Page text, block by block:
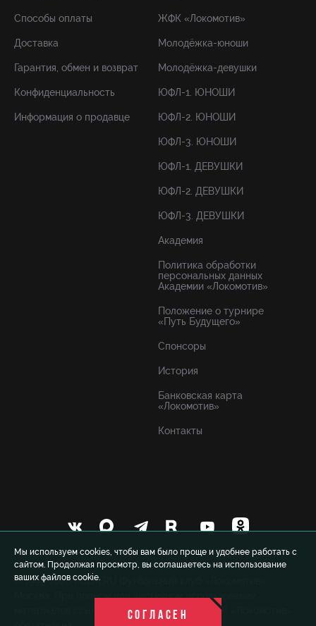
Мы используем cookies, чтобы вам было проще и удобнее работать с
сайтом. Продолжая просмотр, вы соглашаетесь на использование
ваших файлов cookie.
СОГЛАСЕН
Способы оплаты
Доставка
Гарантия, обмен и возврат
Конфиденциальность
Информация о продавце
ЖФК «Локомотив»
Молодёжка-юноши
Молодёжка-девушки
ЮФЛ-1. ЮНОШИ
ЮФЛ-2. ЮНОШИ
ЮФЛ-3. ЮНОШИ
ЮФЛ-1. ДЕВУШКИ
ЮФЛ-2. ДЕВУШКИ
ЮФЛ-3. ДЕВУШКИ
Академия
Политика обработки
персональных данных
Академии «Локомотив»
Положение о турнире
«Путь Будущего»
Спонсоры
История
Банковская карта
«Локомотив»
Контакты
© 1999-2026 FCLM.RU Футбольный клуб «Локомотив»
Москва. При полном или частичном использовании
материалов ссылка на официальный сайт ФК «Локомотив»